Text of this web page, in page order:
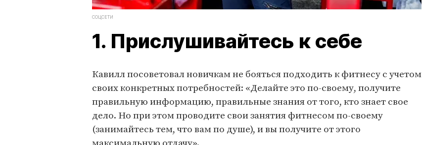
СОЦСЕТИ
1. Прислушивайтесь к себе
Кавилл посоветовал новичкам не бояться подходить к фитнесу с учетом
своих конкретных потребностей: «Делайте это по-своему, получите
правильную информацию, правильные знания от того, кто знает свое
дело. Но при этом проводите свои занятия фитнесом по-своему
(занимайтесь тем, что вам по душе), и вы получите от этого